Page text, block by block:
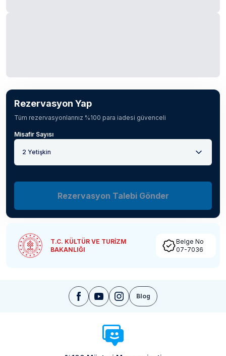
Rezervasyon Yap
Tüm rezervasyonlarınız %100 para iadesi güvenceli
Misafir Sayısı
2 Yetişkin
Rezervasyon Talebi Gönder
T.C. KÜLTÜR VE TURİZM
BAKANLIĞI
Belge No
07-7036
Blog